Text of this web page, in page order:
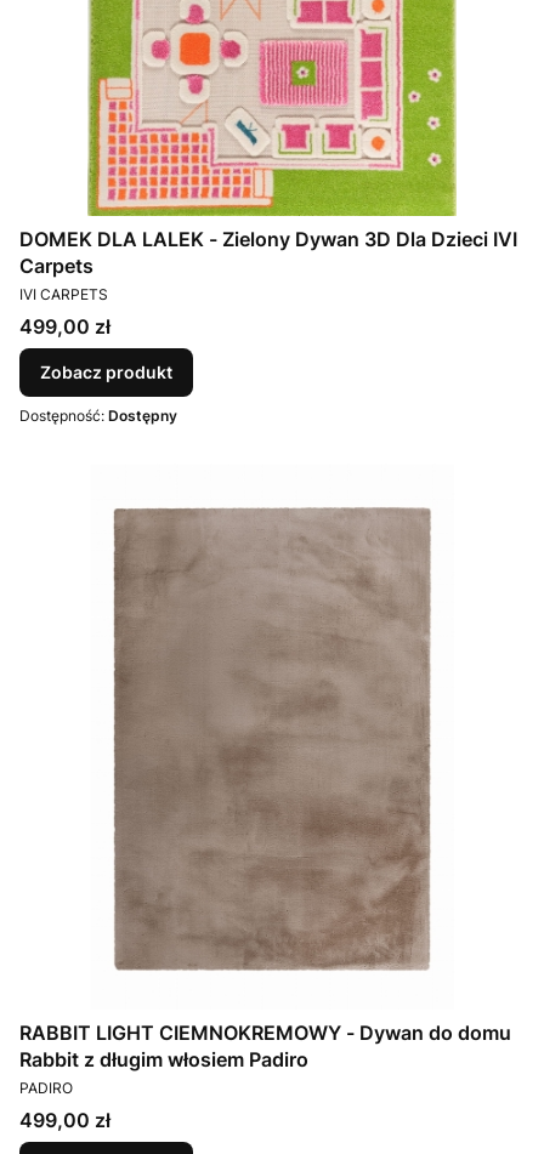
DOMEK DLA LALEK - Zielony Dywan 3D Dla Dzieci IVI
Carpets
PRODUCENT
IVI CARPETS
Cena
499,00 zł
Zobacz produkt
Dostępność: Dostępny
RABBIT LIGHT CIEMNOKREMOWY - Dywan do domu
Rabbit z długim włosiem Padiro
PRODUCENT
PADIRO
Cena
499,00 zł